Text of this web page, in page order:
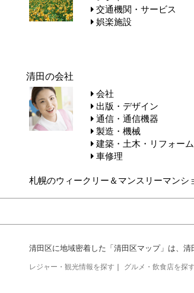
交通機関・サービス
娯楽施設
清田の会社
会社
出版・デザイン
通信・通信機器
製造・機械
建築・土木・リフォーム
車修理
札幌のウィークリー＆マンスリーマンシ
清田区に地域密着した「清田区マップ」は、
レジャー・観光情報を探す ｜ グルメ・飲食店を探す